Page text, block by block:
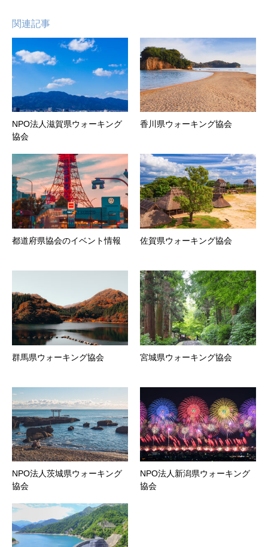
関連記事
NPO法人滋賀県ウォーキング
協会
香川県ウォーキング協会
都道府県協会のイベント情報 佐賀県ウォーキング協会
群馬県ウォーキング協会 宮城県ウォーキング協会
NPO法人茨城県ウォーキング
協会
NPO法人新潟県ウォーキング
協会